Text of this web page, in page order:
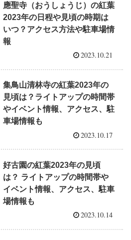
應聖寺（おうしょうじ）の紅葉
2023年の日程や見頃の時期は
いつ？アクセス方法や駐車場情
報
2023.10.21
集鳥山清林寺の紅葉2023年の
見頃は？ライトアップの時間帯
やイベント情報、アクセス、駐
車場情報も
2023.10.17
好古園の紅葉2023年の見頃
は？ ライトアップの時間帯や
イベント情報、アクセス、駐車
場情報も
2023.10.14